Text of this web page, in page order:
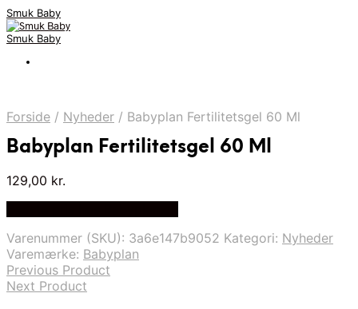
Smuk Baby
Smuk Baby
Forside / Nyheder / Babyplan Fertilitetsgel 60 Ml
Babyplan Fertilitetsgel 60 Ml
129,00 kr.
Varenummer (SKU): 3a6e147b9052 Kategori: Nyheder
Varemærke: Babyplan
Previous Product
Next Product